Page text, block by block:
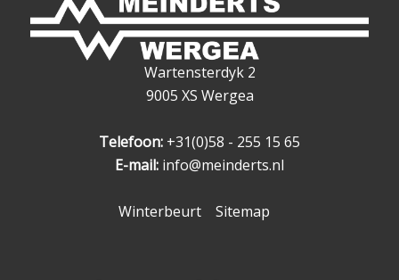
Wartensterdyk 2
9005 XS Wergea
Telefoon: +31(0)58 - 255 15 65
E-mail: info@meinderts.nl
Winterbeurt Sitemap